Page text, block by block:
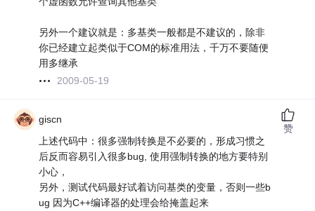
另外一个建议就是：多基类一般都是不建议的，除非
你已经建立起类似于COM的标准用法，千万不要随便
用多继承
2009-05-19
giscn
上述代码中：很多强制转换是不必要的，形成习惯之
后反而容易引入很多bug, 使用强制转换的地方要特别
小心，
另外，测试代码最好试着访问基类的变量，否则一些b
ug 因为C++编译器的处理会给掩盖起来
赞